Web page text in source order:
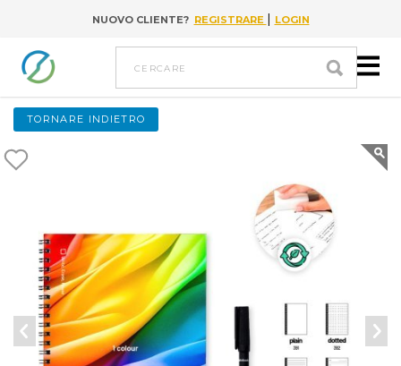
Go to contentNUOVO CLIENTE? REGISTRARE | LOGIN
cercare
TORNARE INDIETRO